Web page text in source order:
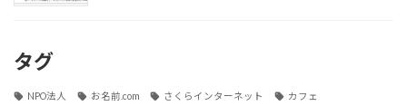
タグ
NPO法人 お名前.com さくらインターネット カフェ